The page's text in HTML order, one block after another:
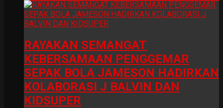
RAYAKAN SEMANGAT
KEBERSAMAAN PENGGEMAR
SEPAK BOLA JAMESON HADIRKAN
KOLABORASI J BALVIN DAN
KIDSUPER